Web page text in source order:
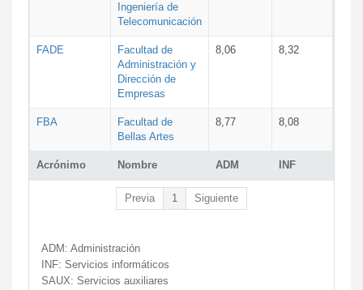
Acrónimo Nombre ADM INF
Ingeniería de
Telecomunicación
FADE
Facultad de
Administración y
Dirección de
Empresas
8,06 8,32
FBA
Facultad de
Bellas Artes
8,77 8,08
Previa 1 Siguiente
ADM: Administración
INF: Servicios informáticos
SAUX: Servicios auxiliares